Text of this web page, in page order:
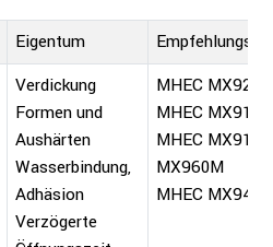
Eigentum
Verdickung
Formen und
Aushärten
Wasserbindung,
Adhäsion
Verzögerte
MHEC
MHEC
MHEC
MX960M
MHEC